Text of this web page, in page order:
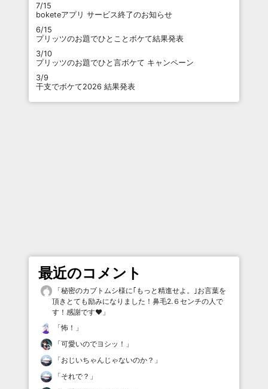
7/15
boketeアプリ サービス終了のお知らせ
6/15
プリッツのお題でひとことボケて結果発表
3/10
プリッツのお題でひと言ボケて キャンペーン
3/9
干支でボケて2026 結果発表
最近のコメント
「秘密のカブトムシ様に｢もっと精進せよ。｣お言葉を
頂きとても励みになりました！鼻毛2.６センチの人で
す！感謝です♥️ 」
「怖！ 」
「可愛いのでヨシッ！ 」
「おじいちゃんじゃないのか？ 」
「それで？ 」